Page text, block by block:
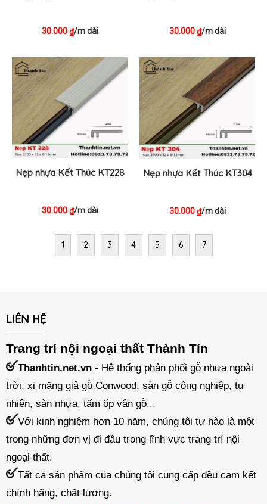
30.000₫/m dài 30.000₫/m dài
Nẹp nhựa Kết Thúc KT228
30.000₫/m dài
Nẹp nhựa Kết Thúc KT304
30.000₫/m dài
1 2 3 4 5 6 7
LIÊN HỆ
Trang trí nội ngoại thất Thành Tín
Thanhtin.net.vn - Hệ thống phân phối gỗ nhựa ngoài
trời, xi măng giả gỗ Conwood, sàn gỗ công nghiệp, tự
nhiên, sàn nhựa, tấm ốp vân gỗ...
Với kinh nghiệm hơn 10 năm, chúng tôi tự hào là một
trong những đơn vị đi đầu trong lĩnh vực trang trí nội
ngoại thất.
Tất cả sản phẩm của chúng tôi cung cấp đều cam kết
chính hãng, chất lượng.